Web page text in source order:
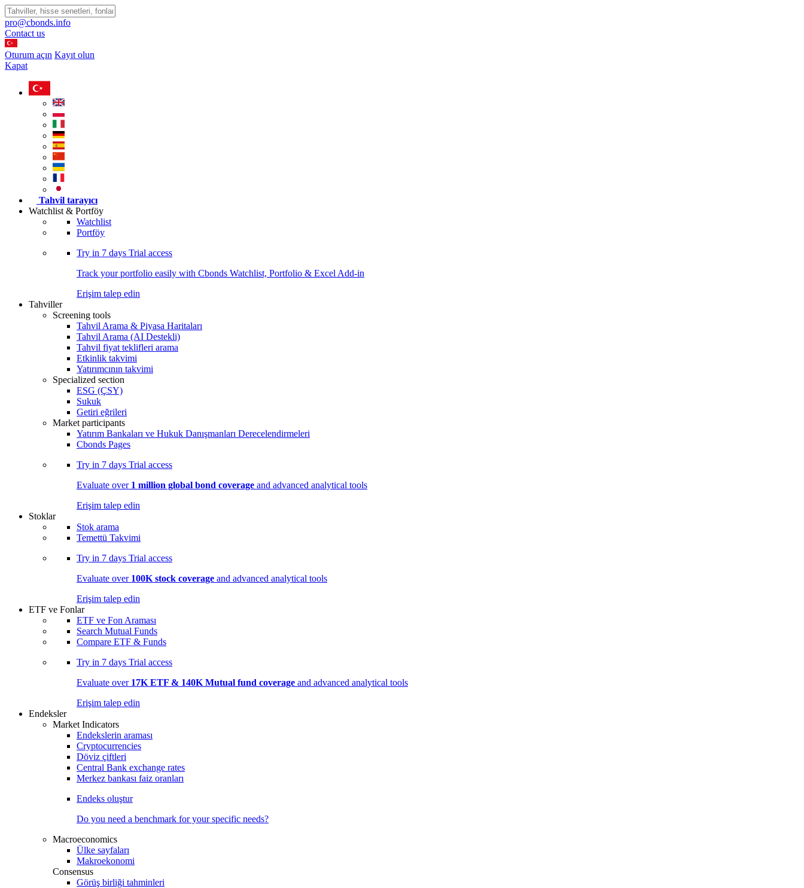
pro@cbonds.info
Contact us
Oturum açın Kayıt olun
Kapat
Tahvil tarayıcı
Watchlist & Portföy
Watchlist
Portföy
Try in 7 days Trial access
Track your portfolio easily with Cbonds Watchlist, Portfolio & Excel Add-in
Erişim talep edin
Tahviller
Screening tools
Tahvil Arama & Piyasa Haritaları
Tahvil Arama (AI Destekli)
Tahvil fiyat teklifleri arama
Etkinlik takvimi
Yatırımcının takvimi
Specialized section
ESG (ÇSY)
Sukuk
Getiri eğrileri
Market participants
Yatırım Bankaları ve Hukuk Danışmanları Derecelendirmeleri
Cbonds Pages
Try in 7 days Trial access
Evaluate over 1 million global bond coverage and advanced analytical tools
Erişim talep edin
Stoklar
Stok arama
Temettü Takvimi
Try in 7 days Trial access
Evaluate over 100K stock coverage and advanced analytical tools
Erişim talep edin
ETF ve Fonlar
ETF ve Fon Araması
Search Mutual Funds
Compare ETF & Funds
Try in 7 days Trial access
Evaluate over 17K ETF & 140K Mutual fund coverage and advanced analytical tools
Erişim talep edin
Endeksler
Market Indicators
Endekslerin araması
Cryptocurrencies
Döviz çiftleri
Central Bank exchange rates
Merkez bankası faiz oranları
Endeks oluştur
Do you need a benchmark for your specific needs?
Macroeconomics
Ülke sayfaları
Makroekonomi
Consensus
Görüş birliği tahminleri